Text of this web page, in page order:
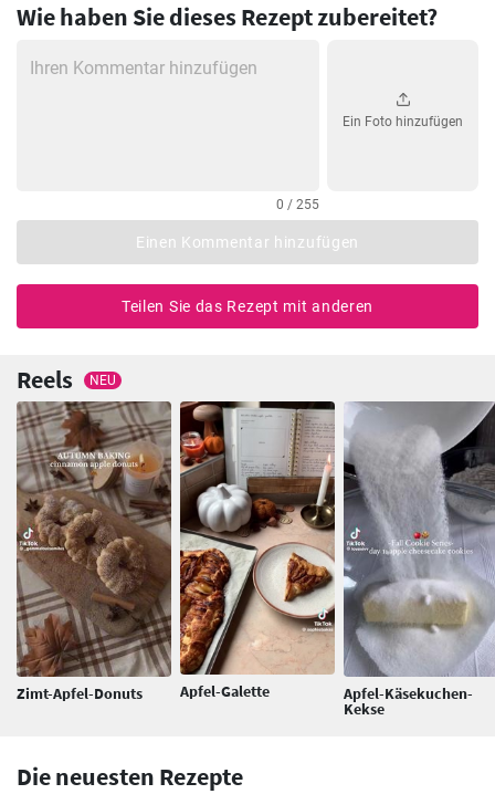
Wie haben Sie dieses Rezept zubereitet?
0 / 255
Ein Foto hinzufügen
Einen Kommentar hinzufügen
Teilen Sie das Rezept mit anderen
Reels NEU
Zimt-Apfel-Donuts Apfel-Galette Apfel-Käsekuchen-
Kekse
Die neuesten Rezepte